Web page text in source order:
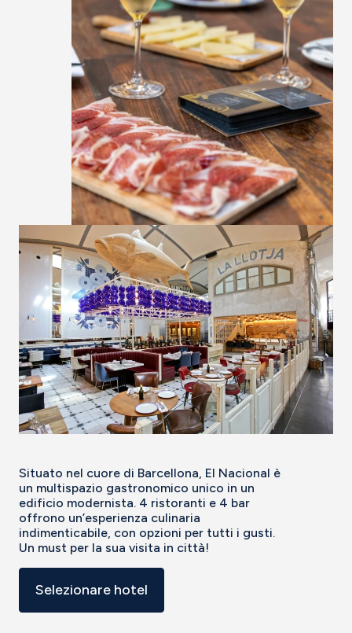
Situato nel cuore di Barcellona, El Nacional è
un multispazio gastronomico unico in un
edificio modernista. 4 ristoranti e 4 bar
offrono un’esperienza culinaria
indimenticabile, con opzioni per tutti i gusti.
Un must per la sua visita in città!
Selezionare hotel